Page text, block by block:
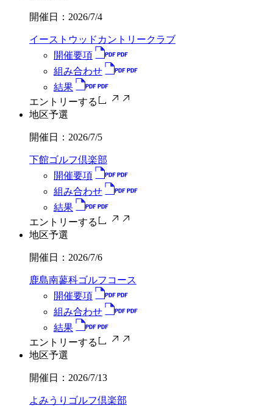
開催日： 2026/7/4
イーストウッドカントリークラブ
開催要項
組み合わせ
結果
エントリーする
地区予選
開催日： 2026/7/5
下館ゴルフ倶楽部
開催要項
組み合わせ
結果
エントリーする
地区予選
開催日： 2026/7/6
鹿島南蓼科ゴルフコース
開催要項
組み合わせ
結果
エントリーする
地区予選
開催日： 2026/7/13
よみうりゴルフ倶楽部